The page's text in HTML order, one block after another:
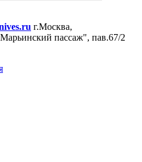
г.Москва,
пассаж", пав.67/2